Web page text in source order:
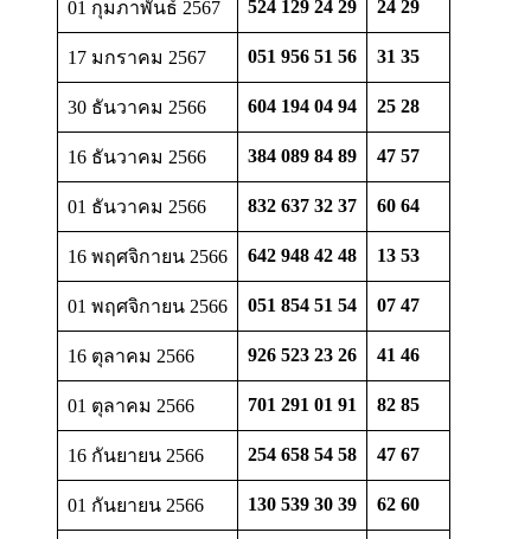
01 กุมภาพันธ์ 2567 524 129 24 29 24 29
17 มกราคม 2567 051 956 51 56 31 35
30 ธันวาคม 2566 604 194 04 94 25 28
16 ธันวาคม 2566 384 089 84 89 47 57
01 ธันวาคม 2566 832 637 32 37 60 64
16 พฤศจิกายน 2566 642 948 42 48 13 53
01 พฤศจิกายน 2566 051 854 51 54 07 47
16 ตุลาคม 2566 926 523 23 26 41 46
01 ตุลาคม 2566 701 291 01 91 82 85
16 กันยายน 2566 254 658 54 58 47 67
01 กันยายน 2566 130 539 30 39 62 60